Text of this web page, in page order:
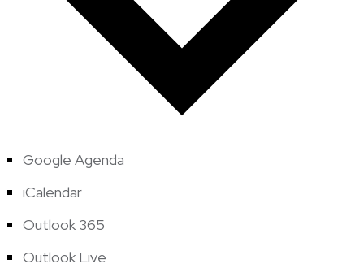
Google Agenda
iCalendar
Outlook 365
Outlook Live